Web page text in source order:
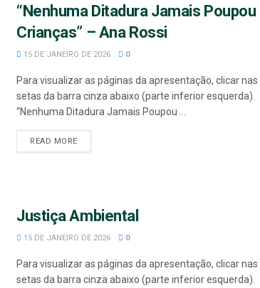
“Nenhuma Ditadura Jamais Poupou
Crianças” – Ana Rossi
15 DE JANEIRO DE 2026 0
Para visualizar as páginas da apresentação, clicar nas
setas da barra cinza abaixo (parte inferior esquerda).
“Nenhuma Ditadura Jamais Poupou ...
READ MORE
Justiça Ambiental
15 DE JANEIRO DE 2026 0
Para visualizar as páginas da apresentação, clicar nas
setas da barra cinza abaixo (parte inferior esquerda).